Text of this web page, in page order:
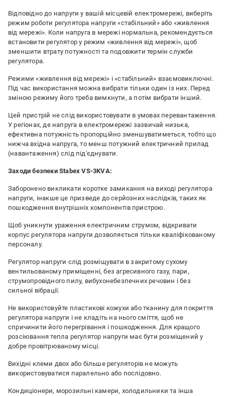
Відповідно до напруги у вашій місцевій електромережі, виберіть
режим роботи регулятора напруги «стабільний» або «живлення
від мережі». Коли напруга в мережі нормальна, рекомендується
встановити регулятор у режим «живлення від мережі», щоб
зменшити втрату потужності та подовжити термін служби
регулятора.
Режими «живлення від мережі» і «стабільний» взаємовиключні.
Під час використання можна вибрати тільки один із них. Перед
зміною режиму його треба вимкнути, а потім вибрати інший.
Цей пристрій не слід використовувати в умовах перевантаження.
У регіонах, де напруга в електромережі зазвичай низька,
ефективна потужність пропорційно зменшуватиметься, тобто що
нижча вхідна напруга, то менш потужний електричний прилад
(навантаження) слід під'єднувати.
Заходи безпеки Stabex VS-3KVA:
Заборонено викликати коротке замикання на виході регулятора
напруги, інакше це призведе до серйозних наслідків, таких як
пошкодження внутрішніх компонентів пристрою.
Щоб уникнути ураження електричним струмом, відкривати
корпус регулятора напруги дозволяється тільки кваліфікованому
персоналу.
Регулятор напруги слід розміщувати в закритому сухому
вентильованому приміщенні, без агресивного газу, пари,
струмопровідного пилу, вибухонебезпечних речовин і без
сильної вібрації.
Не використовуйте пластикові кожухи або тканину для покриття
регулятора напруги і не кладіть на нього сміття, щоб не
спричинити його перегрівання і пошкодження. Для кращого
розсіювання тепла регулятор напруги має бути розміщений у
добре провітрюваному місці.
Вихідні клеми двох або більше регуляторів не можуть
використовуватися паралельно або послідовно.
Кондиціонери, морозильні камери, холодильники та інша